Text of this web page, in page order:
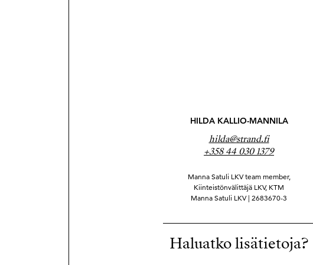
HILDA KALLIO-MANNILA
hilda@strand.fi
+358 44 030 1379
Manna Satuli LKV team member,
Kiinteistönvälittäjä LKV, KTM
Manna Satuli LKV | 2683670-3
Haluatko lisätietoja?